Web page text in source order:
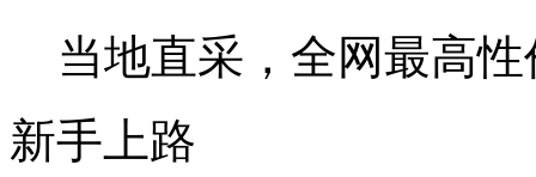
当地直采，全网最高
新手上路